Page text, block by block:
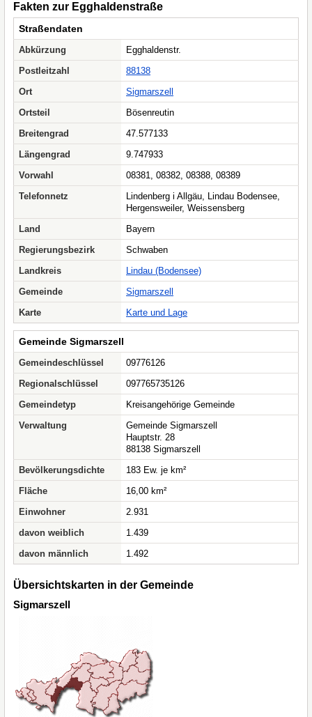
Fakten zur Egghaldenstraße
Straßendaten
Abkürzung
Egghaldenstr.
Postleitzahl
88138
Ort
Sigmarszell
Ortsteil
Bösenreutin
Breitengrad
47.577133
Längengrad
9.747933
Vorwahl
08381, 08382, 08388, 08389
Telefonnetz
Lindenberg i Allgäu, Lindau Bodensee,
Hergensweiler, Weissensberg
Land
Bayern
Regierungsbezirk
Schwaben
Landkreis
Lindau (Bodensee)
Gemeinde
Sigmarszell
Karte
Karte und Lage
Gemeinde Sigmarszell
Gemeindeschlüssel
09776126
Regionalschlüssel
097765735126
Gemeindetyp
Kreisangehörige Gemeinde
Verwaltung
Gemeinde Sigmarszell
Hauptstr. 28
88138 Sigmarszell
Bevölkerungsdichte
183 Ew. je km²
Fläche
16,00 km²
Einwohner
2.931
davon weiblich
1.439
davon männlich
1.492
Übersichtskarten in der Gemeinde
Sigmarszell